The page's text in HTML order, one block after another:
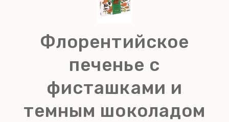
Флорентийское
печенье с
фисташками и
темным шоколадом